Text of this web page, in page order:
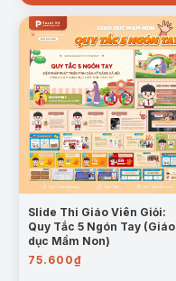
Slide Thi Giáo Viên Giỏi:
Quy Tắc 5 Ngón Tay (Giáo
dục Mầm Non)
75.600₫